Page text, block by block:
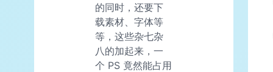
的同时，还要下
载素材、字体等
等，这些杂七杂
八的加起来，一
个 PS 竟然能占用